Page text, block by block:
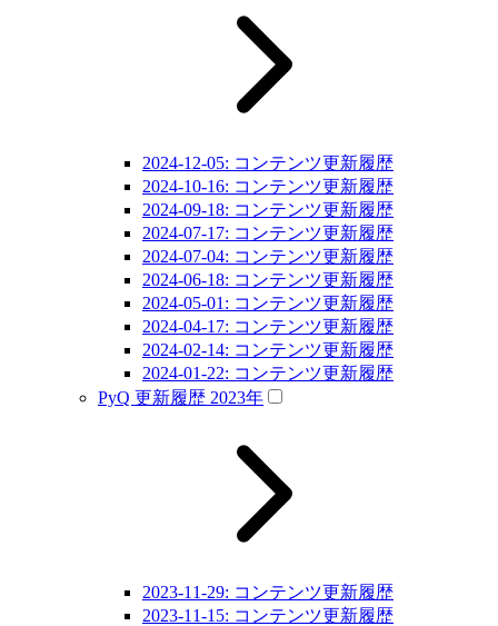
2024-12-05: コンテンツ更新履歴
2024-10-16: コンテンツ更新履歴
2024-09-18: コンテンツ更新履歴
2024-07-17: コンテンツ更新履歴
2024-07-04: コンテンツ更新履歴
2024-06-18: コンテンツ更新履歴
2024-05-01: コンテンツ更新履歴
2024-04-17: コンテンツ更新履歴
2024-02-14: コンテンツ更新履歴
2024-01-22: コンテンツ更新履歴
PyQ 更新履歴 2023年
2023-11-29: コンテンツ更新履歴
2023-11-15: コンテンツ更新履歴